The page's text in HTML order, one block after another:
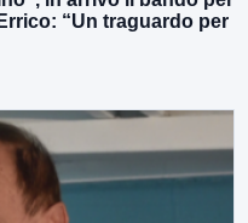
“Un traguardo per